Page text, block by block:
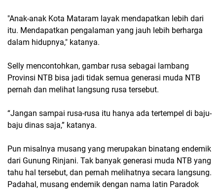
"Anak-anak Kota Mataram layak mendapatkan lebih dari
itu. Mendapatkan pengalaman yang jauh lebih berharga
dalam hidupnya," katanya.
Selly mencontohkan, gambar rusa sebagai lambang
Provinsi NTB bisa jadi tidak semua generasi muda NTB
pernah dan melihat langsung rusa tersebut.
“Jangan sampai rusa-rusa itu hanya ada tertempel di baju-
baju dinas saja,” katanya.
Pun misalnya musang yang merupakan binatang endemik
dari Gunung Rinjani. Tak banyak generasi muda NTB yang
tahu hal tersebut, dan pernah melihatnya secara langsung.
Padahal, musang endemik dengan nama latin Paradok